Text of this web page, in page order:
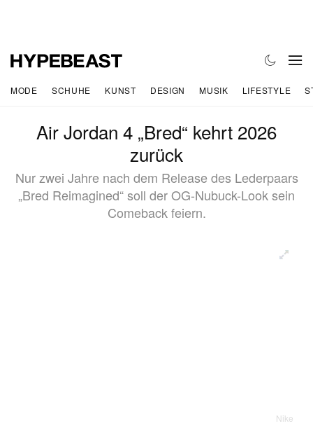
MODE SCHUHE KUNST DESIGN MUSIK LIFESTYLE
Air Jordan 4 „Bred“ kehrt 2026
zurück
Nur zwei Jahre nach dem Release des Lederpaars
„Bred Reimagined“ soll der OG-Nubuck-Look sein
Comeback feiern.
Nike